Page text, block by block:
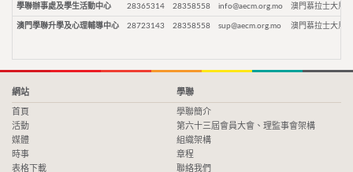
學聯辦事處及學生活動中心 28365314 28358558 info@aecm.org.mo 澳門慕拉士大馬
澳門學聯升學及心理輔導中心 28723143 28358558 sup@aecm.org.mo 澳門慕拉士大馬
網站
首頁
活動
媒體
時事
表格下載
學聯
學聯簡介
第六十三屆會員大會、理監事會架構
組織架構
章程
聯絡我們